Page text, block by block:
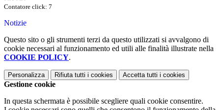
Contatore click: 7
Notizie
Questo sito o gli strumenti terzi da questo utilizzati si avvalgono di
cookie necessari al funzionamento ed utili alle finalità illustrate nella
COOKIE POLICY.
Personalizza Rifiuta tutti i cookies Accetta tutti i cookies
Gestione cookie
In questa schermata è possibile scegliere quali cookie consentire.